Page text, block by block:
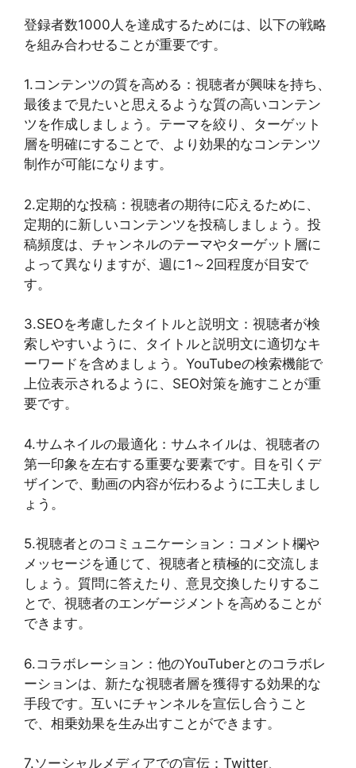
登録者数1000人を達成するためには、以下の戦略
を組み合わせることが重要です。
1.コンテンツの質を高める：視聴者が興味を持ち、
最後まで見たいと思えるような質の高いコンテン
ツを作成しましょう。テーマを絞り、ターゲット
層を明確にすることで、より効果的なコンテンツ
制作が可能になります。
2.定期的な投稿：視聴者の期待に応えるために、
定期的に新しいコンテンツを投稿しましょう。投
稿頻度は、チャンネルのテーマやターゲット層に
よって異なりますが、週に1～2回程度が目安で
す。
3.SEOを考慮したタイトルと説明文：視聴者が検
索しやすいように、タイトルと説明文に適切なキ
ーワードを含めましょう。YouTubeの検索機能で
上位表示されるように、SEO対策を施すことが重
要です。
4.サムネイルの最適化：サムネイルは、視聴者の
第一印象を左右する重要な要素です。目を引くデ
ザインで、動画の内容が伝わるように工夫しまし
ょう。
5.視聴者とのコミュニケーション：コメント欄や
メッセージを通じて、視聴者と積極的に交流しま
しょう。質問に答えたり、意見交換したりするこ
とで、視聴者のエンゲージメントを高めることが
できます。
6.コラボレーション：他のYouTuberとのコラボレ
ーションは、新たな視聴者層を獲得する効果的な
手段です。互いにチャンネルを宣伝し合うこと
で、相乗効果を生み出すことができます。
7.ソーシャルメディアでの宣伝：Twitter、